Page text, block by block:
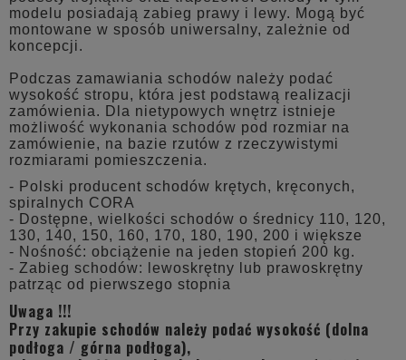
modelu posiadają zabieg prawy i lewy. Mogą być
montowane w sposób uniwersalny, zależnie od
koncepcji.
Podczas zamawiania schodów należy podać
wysokość stropu, która jest podstawą realizacji
zamówienia. Dla nietypowych wnętrz istnieje
możliwość wykonania schodów pod rozmiar na
zamówienie, na bazie rzutów z rzeczywistymi
rozmiarami pomieszczenia.
- Polski producent schodów krętych, kręconych,
spiralnych CORA
- Dostępne, wielkości schodów o średnicy 110, 120,
130, 140, 150, 160, 170, 180, 190, 200 i większe
- Nośność: obciążenie na jeden stopień 200 kg.
- Zabieg schodów: lewoskrętny lub prawoskrętny
patrząc od pierwszego stopnia
Uwaga !!!
Przy zakupie schodów należy podać wysokość (dolna
podłoga / górna podłoga),